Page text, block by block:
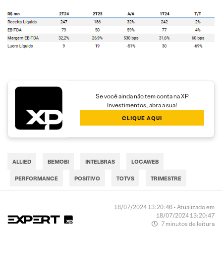
Se você ainda não tem conta na XP
Investimentos, abra a sua!
CLIQUE AQUI
ALLIED BEMOBI INTELBRAS LOCAWEB
PERFORMANCE POSITIVO TOTVS TRIMESTRE
18/07/2024 13:20:46 • Atualizado em
18/07/2024 13:20:47
7 minutos de leitura